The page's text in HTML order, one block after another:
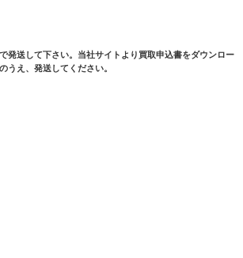
発送して下さい。当社サイトより買取申込書をダウンロー
うえ、発送してください。